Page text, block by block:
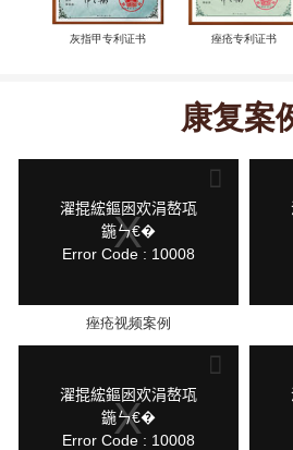
灰指甲专利证书 痤疮专利证书
康复案
濯掍綋鏂囦欢涓嶅瓨
鍦ㄣ€�
Error Code : 10008
鍏
棴
獥
痤疮视频案例
濯掍綋鏂囦欢涓嶅瓨
鍦ㄣ€�
Error Code : 10008
鍏
棴